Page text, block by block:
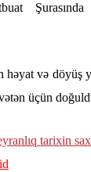
həyat və döyüş
üçün
tarixin